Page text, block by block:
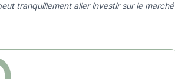
tranquillement aller investir sur le marché